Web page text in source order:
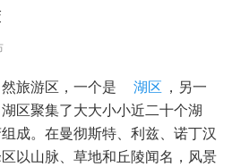
旅游区，一个是 湖区 ，另一
区聚集了大大小小近二十个湖
成。在曼彻斯特、利兹、诺丁汉
以山脉、草地和丘陵闻名，风景